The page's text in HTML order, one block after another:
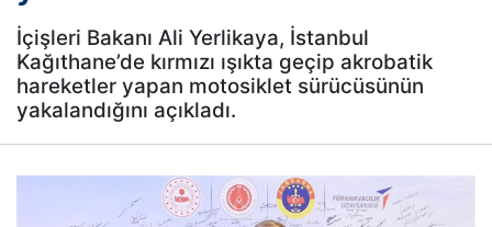
İçişleri Bakanı Ali Yerlikaya, İstanbul
Kağıthane’de kırmızı ışıkta geçip akrobatik
hareketler yapan motosiklet sürücüsünün
yakalandığını açıkladı.